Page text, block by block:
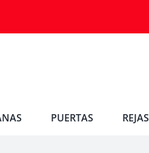
PUERTAS REJAS